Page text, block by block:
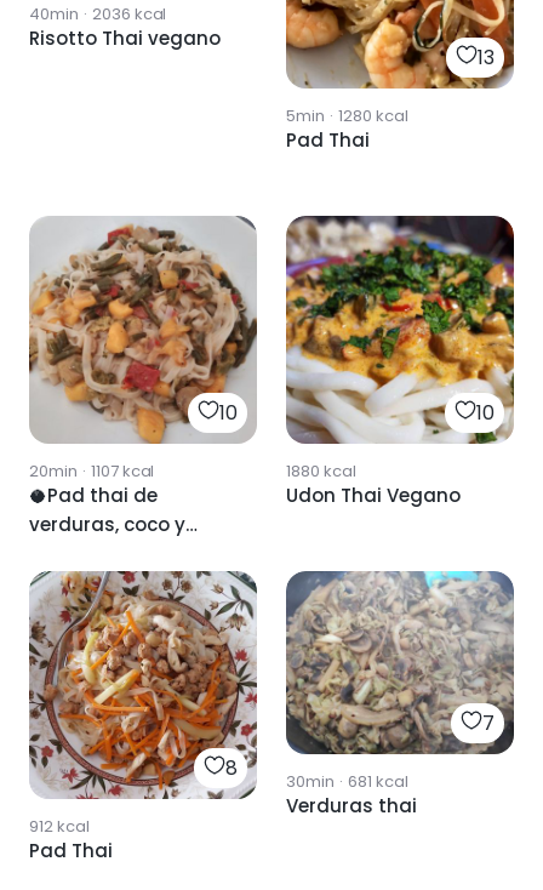
40min · 2036 kcal
Risotto Thai vegano
13
5min · 1280 kcal
Pad Thai
10
20min · 1107kcal
🥥Pad thai de
verduras, coco y
10
1880 kcal
Udon Thai Vegano
8
912kcal
Pad Thai
7
30min · 681 kcal
Verduras thai